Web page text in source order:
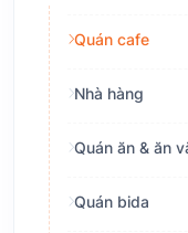
Quán cafe
Nhà hàng
Quán ăn & ăn
Quán bida